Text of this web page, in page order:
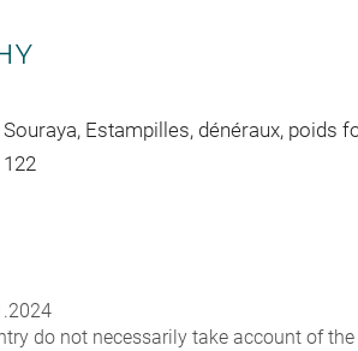
Estampilles, dénéraux, poids
122
do not necessarily take account of